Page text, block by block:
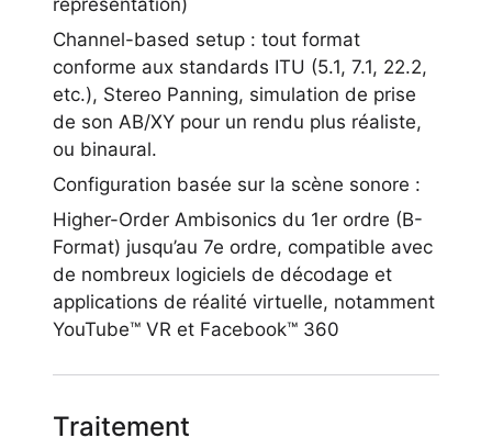
représentation)
Channel-based setup : tout format
conforme aux standards ITU (5.1, 7.1, 22.2,
etc.), Stereo Panning, simulation de prise
de son AB/XY pour un rendu plus réaliste,
ou binaural.
Configuration basée sur la scène sonore :
Higher-Order Ambisonics du 1er ordre (B-
Format) jusqu’au 7e ordre, compatible avec
de nombreux logiciels de décodage et
applications de réalité virtuelle, notamment
YouTube™ VR et Facebook™ 360
Traitement